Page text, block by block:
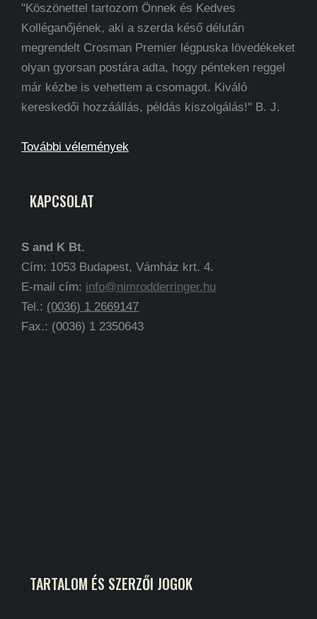
"Köszönettel tartozom Önnek és Kedves
Kolléganőjének, aki a szerda késő délután
megrendelt Crosman Premier légpuska lövedékeket
olyan gyorsan postára adta, hogy pénteken reggel
már kézbe is vehettem a csomagot. Kiváló
kereskedői hozzáállás, példás kiszolgálás!" B. J.
További vélemények
KAPCSOLAT
S and K Bt.
Cím: 1053 Budapest, Vámház krt. 4.
E-mail cím: info@nimrodderringer.hu
Tel.: (0036) 1 2669147
Fax.: (0036) 1 2350643
TARTALOM ÉS SZERZŐI JOGOK